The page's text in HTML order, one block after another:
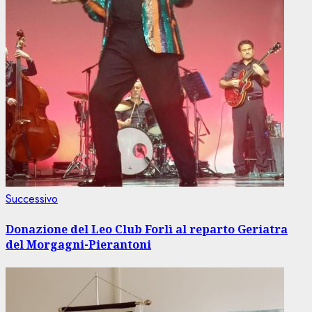
Successivo
Donazione del Leo Club Forlì al reparto Geriatra
del Morgagni-Pierantoni